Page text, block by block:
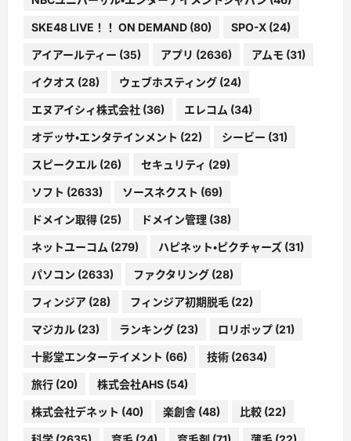
SKE48 LIVE！！ ON DEMAND (80) SPO-X (24)
アイアールティー (35) アプリ (2636) アムモ (31)
イクオス (28) ウェブホスティング (24)
エヌアイシィ株式会社 (36) エレコム (34)
オデッサ・エンタテインメント (22) シービー (31)
スピークエル (26) セキュリティ (29)
ソフト (2633) ソースネクスト (69)
ドメイン取得 (25) ドメイン管理 (38)
ネットユーコム (279) ハピネット・ピクチャーズ (31)
パソコン (2633) ファクタリング (28)
フィンジア (28) フィンジア初期脱毛 (22)
マジカル (23) ランキング (23) ロリポップ (21)
十影堂エンターテイメント (66) 技術 (2634)
旅行 (20) 株式会社AHS (54)
株式会社デネット (40) 楽創舎 (48) 比較 (22)